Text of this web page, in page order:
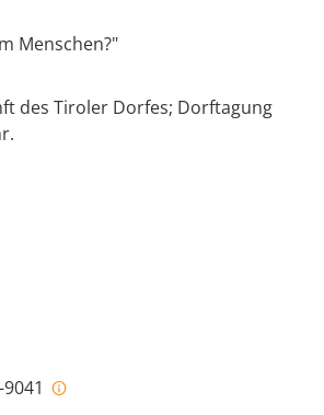
Menschen?"
des Tiroler Dorfes; Dorftagung